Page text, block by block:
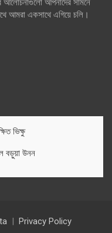
আলোচনাগুলো আপনাদের সামনে
আমরা একসাথে এগিয়ে চলি।
ভিক্ষু
বড়ুয়া উনন
Privacy Policy